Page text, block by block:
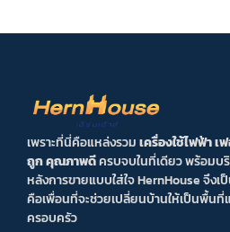
เพราะที่นี่คือแหล่งรวมเครื่องใช้ไฟฟ้า เ
ถูก คุณภาพดีครบจบในที่เดียว พร้อมบ
หลังการขายแบบใส่ใจ HernHouse จึง
คือเพื่อนที่จะช่วยเปลี่ยนบ้านให้เป็นพื้น
ครอบครัว